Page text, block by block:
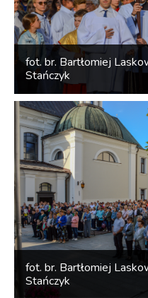
fot. br. Bartłomiej
Stańczyk
fot. br. Bartłomiej
Stańczyk